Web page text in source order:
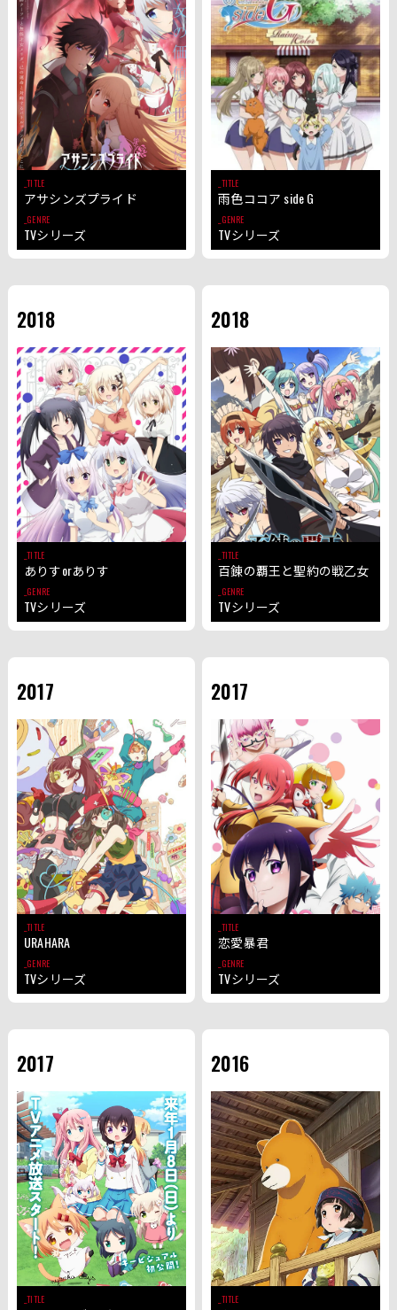
TITLE
アサシンズプライド
GENRE
TVシリーズ
TITLE
雨色ココア side G
GENRE
TVシリーズ
TITLE
ありすorありす
GENRE
TVシリーズ
TITLE
百錬の覇王と聖約の戦乙女
GENRE
TVシリーズ
TITLE
URAHARA
GENRE
TVシリーズ
TITLE
恋愛暴君
GENRE
TVシリーズ
TITLE TITLE